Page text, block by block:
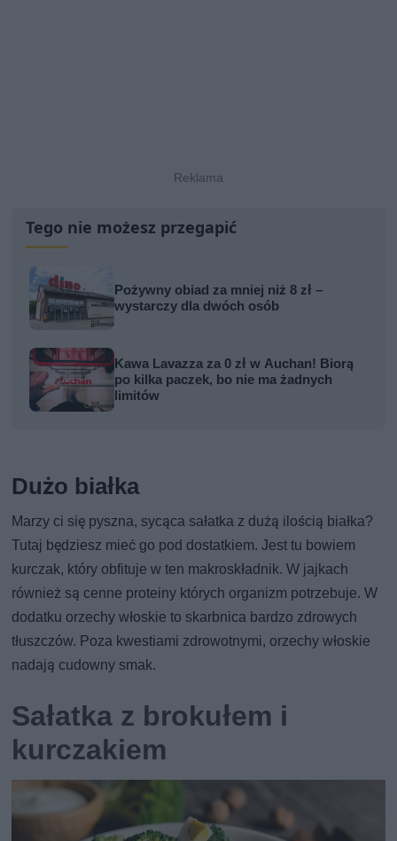
Tego nie możesz przegapić
Pożywny obiad za mniej niż 8 zł –
wystarczy dla dwóch osób
Kawa Lavazza za 0 zł w Auchan! Biorą
po kilka paczek, bo nie ma żadnych
limitów
Dużo białka
Marzy ci się pyszna, sycąca sałatka z dużą ilością białka?
Tutaj będziesz mieć go pod dostatkiem. Jest tu bowiem
kurczak, który obfituje w ten makroskładnik. W jajkach
również są cenne proteiny których organizm potrzebuje. W
dodatku orzechy włoskie to skarbnica bardzo zdrowych
tłuszczów. Poza kwestiami zdrowotnymi, orzechy włoskie
nadają cudowny smak.
Sałatka z brokułem i
kurczakiem